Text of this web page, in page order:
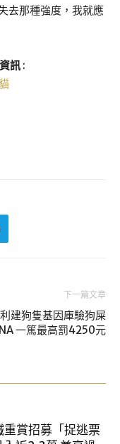
去那種強度，我就應
訊 :
下一篇文章
建狗隻基因庫驗狗屎
一篤最高罰4250元
賞招募「捉逃票